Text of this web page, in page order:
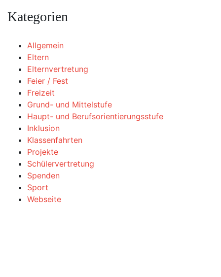
Kategorien
Allgemein
Eltern
Elternvertretung
Feier / Fest
Freizeit
Grund- und Mittelstufe
Haupt- und Berufsorientierungsstufe
Inklusion
Klassenfahrten
Projekte
Schülervertretung
Spenden
Sport
Webseite